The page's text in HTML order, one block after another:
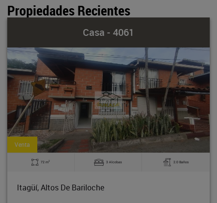
Propiedades Recientes
Casa - 4061
Venta
72 m2 3 Alcobas 2.0 Baños
Itagüí, Altos De Bariloche